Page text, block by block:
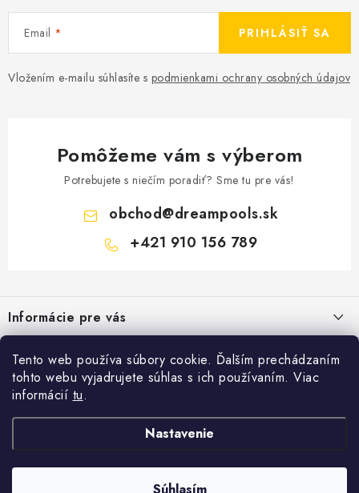
Tento web používa súbory cookie. Ďalším prechádzaním
tohto webu vyjadrujete súhlas s ich používaním. Viac
informácií tu.
Nastavenie
Email
Vložením e-mailu súhlasíte s podmienkami ochrany osobných údajov
PRIHLÁSIŤ SA
Pomôžeme vám s výberom
Potrebujete s niečím poradiť? Sme tu pre vás!
obchod@dreampools.sk
+421 910 156 789
p
ä
Informácie pre vás
Reklamačný poriadok
FORMULÁRE - Odstúpenie od zmluvy / reklamácia
Ako nakupovať
Facebook
Prihlásenie
Vytvoril Shoptet